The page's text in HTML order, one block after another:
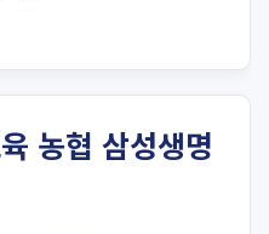
농협 삼성생명